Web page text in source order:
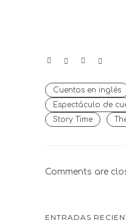
Cuentos en inglés
Espectáculo de
Story Time
Comments are
ENTRADAS